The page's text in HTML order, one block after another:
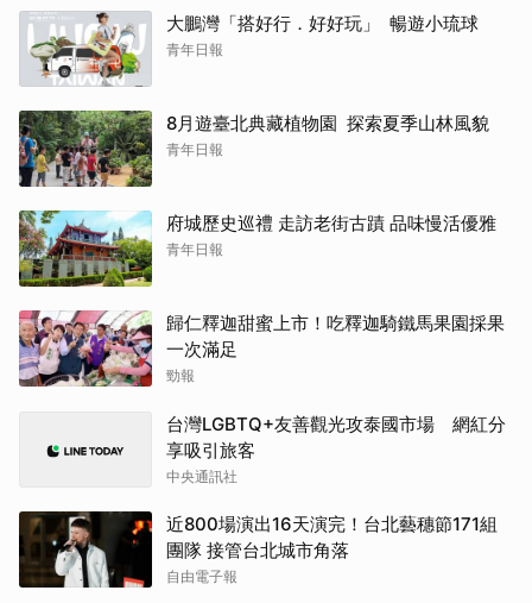
大鵬灣「搭好行．好好玩」 暢遊小琉球
青年日報
8月遊臺北典藏植物園 探索夏季山林風貌
青年日報
府城歷史巡禮 走訪老街古蹟 品味慢活優雅
青年日報
歸仁釋迦甜蜜上市！吃釋迦騎鐵馬果園採果
一次滿足
勁報
台灣LGBTQ+友善觀光攻泰國市場 網紅分
享吸引旅客
中央通訊社
近800場演出16天演完！台北藝穗節171組
團隊 接管台北城市角落
自由電子報